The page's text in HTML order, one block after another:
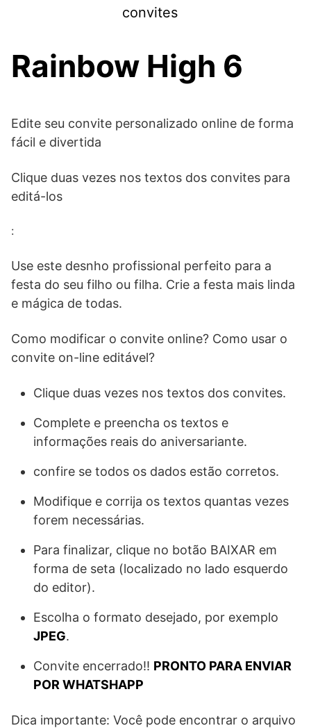
convites
Rainbow High 6
Edite seu convite personalizado online de forma
fácil e divertida
Clique duas vezes nos textos dos convites para
editá-los
:
Use este desnho profissional perfeito para a
festa do seu filho ou filha. Crie a festa mais linda
e mágica de todas.
Como modificar o convite online? Como usar o
convite on-line editável?
Clique duas vezes nos textos dos convites.
Complete e preencha os textos e
informações reais do aniversariante.
confire se todos os dados estão corretos.
Modifique e corrija os textos quantas vezes
forem necessárias.
Para finalizar, clique no botão BAIXAR em
forma de seta (localizado no lado esquerdo
do editor).
Escolha o formato desejado, por exemplo
JPEG.
Convite encerrado!! PRONTO PARA ENVIAR
POR WHATSHAPP
Dica importante: Você pode encontrar o arquivo